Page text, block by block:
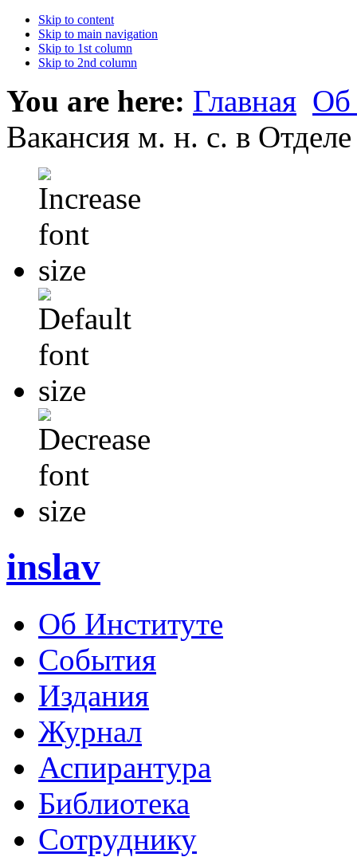
Skip to content
Skip to main navigation
Skip to 1st column
Skip to 2nd column
You are here: Главная Об
Вакансия м. н. с. в
inslav
Об Институте
События
Издания
Журнал
Аспирантура
Библиотека
Сотруднику